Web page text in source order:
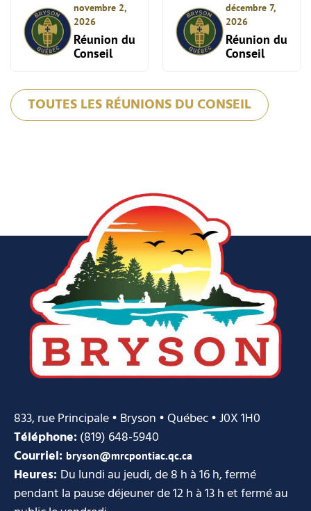
novembre 2,
2026
Réunion du
Conseil
décembre 7,
2026
Réunion du
Conseil
TOUTES LES RÉUNIONS DU CONSEIL
833, rue Principale • Bryson • Québec • J0X 1H0
Téléphone:(819) 648-5940
Courriel: bryson@mrcpontiac.qc.ca
Heures: Du lundi au jeudi, de 8 h à 16 h, fermé
pendant la pause déjeuner de 12 h à 13 h et fermé au